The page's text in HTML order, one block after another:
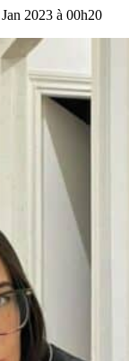
2023 à 00h20